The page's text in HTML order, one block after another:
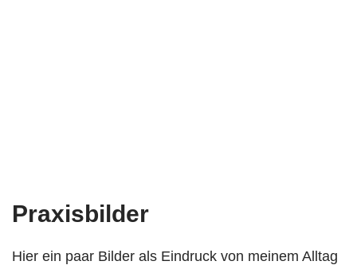
Praxisbilder
Hier ein paar Bilder als Eindruck von meinem Alltag